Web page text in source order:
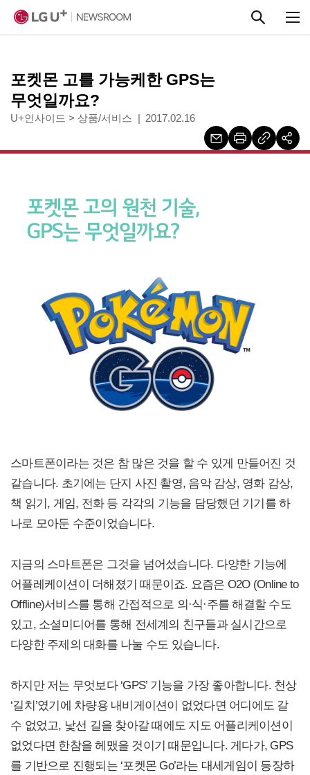
포켓몬 고를 가능케한 GPS는
무엇일까요?
U+인사이드 > 상품/서비스 2017.02.16
스마트폰이라는 것은 참 많은 것을 할 수 있게 만들어진 것
같습니다. 초기에는 단지 사진 촬영, 음악 감상, 영화 감상,
책 읽기, 게임, 전화 등 각각의 기능을 담당했던 기기를 하
나로 모아둔 수준이었습니다.
지금의 스마트폰은 그것을 넘어섰습니다. 다양한 기능에
어플레케이션이 더해졌기 때문이죠. 요즘은 O2O (Online to
Offline)서비스를 통해 간접적으로 의·식·주를 해결할 수도
있고, 소셜미디어를 통해 전세계의 친구들과 실시간으로
다양한 주제의 대화를 나눌 수도 있습니다.
하지만 저는 무엇보다 ‘GPS’ 기능을 가장 좋아합니다. 천상
‘길치’였기에 차량용 내비게이션이 없었다면 어디에도 갈
수 없었고, 낯선 길을 찾아갈 때에도 지도 어플리케이션이
없었다면 한참을 헤맸을 것이기 때문입니다. 게다가, GPS
를 기반으로 진행되는 ‘포켓몬 Go’라는 대세게임이 등장하